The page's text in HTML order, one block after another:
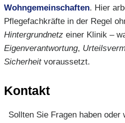
Wohngemeinschaften. Hier
Pflegefachkräfte in der Regel
Hintergrundnetz einer Klinik –
Eigenverantwortung,
Sicherheitvoraussetzt.
Kontakt
Sollten Sie Fragen haben